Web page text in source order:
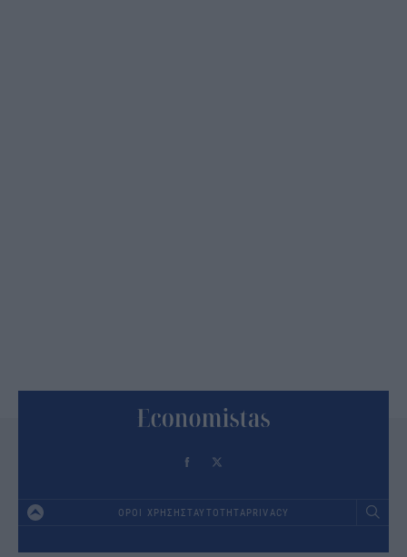
ΟΡΟΙ ΧΡΗΣΗΣΤΑΥΤΟΤΗΤΑPRIVACY